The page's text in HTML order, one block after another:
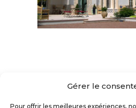
Gérer le
Pour offrir les meilleures expériences,